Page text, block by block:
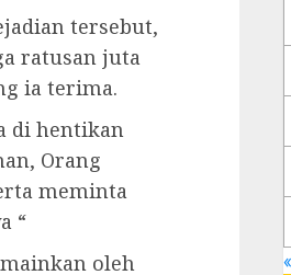
tersebut,
ratusan juta
ia terima.
di hentikan
Orang
meminta
“
oleh